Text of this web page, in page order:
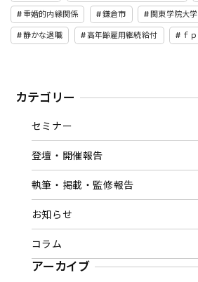
重婚的内縁関係 鎌倉市 関東学院大学
静かな退職 高年齢雇用継続給付 ｆｐ
カテゴリー
セミナー
登壇・開催報告
執筆・掲載・監修報告
お知らせ
コラム
アーカイブ